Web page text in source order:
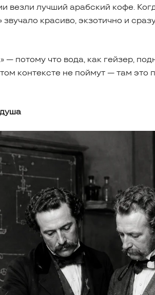
везли лучший арабский кофе.
красиво, экзотично и
потому что вода, как гейзер,
контексте не поймут — там это